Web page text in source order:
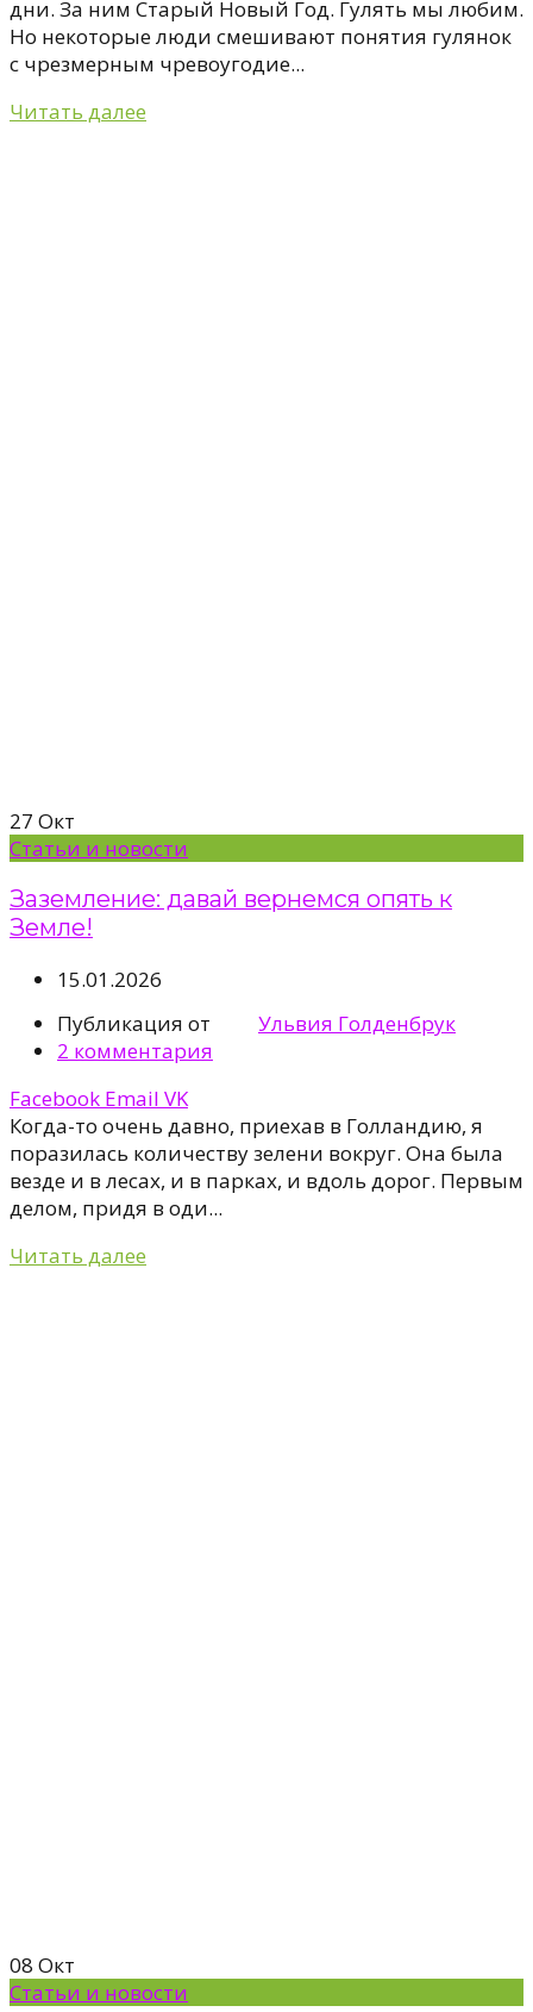
дни. За ним Старый Новый Год. Гулять мы любим.
Но некоторые люди смешивают понятия гулянок
с чрезмерным чревоугодие...
Читать далее
27 Окт
Статьи и новости
Заземление: давай вернемся опять к
Земле!
15.01.2026
Публикация от
Ульвия Голденбрук
2 комментария
Facebook Email VK
Когда-то очень давно, приехав в Гoлландию, я
поразилась количеству зелени вокруг. Она была
везде и в лесах, и в парках, и вдоль дорог. Первым
делом, придя в оди...
Читать далее
08 Окт
Статьи и новости